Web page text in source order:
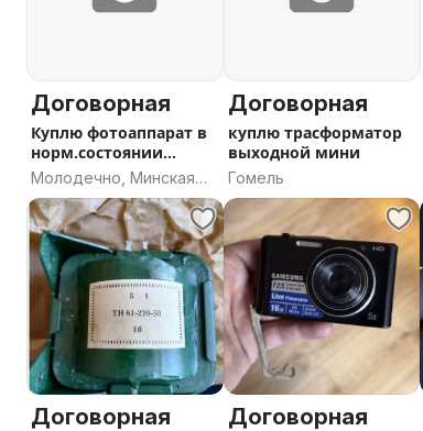
Договорная
Куплю фотоаппарат в
норм.состоянии
бюджет 100р
Молодечно, Минская
область
Договорная
куплю трасформатор
выходной мини
Гомель
Договорная Договорная